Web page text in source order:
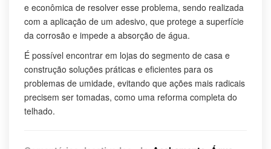
e econômica de resolver esse problema, sendo realizada
com a aplicação de um adesivo, que protege a superfície
da corrosão e impede a absorção de água.
É possível encontrar em lojas do segmento de casa e
construção soluções práticas e eficientes para os
problemas de umidade, evitando que ações mais radicais
precisem ser tomadas, como uma reforma completa do
telhado.